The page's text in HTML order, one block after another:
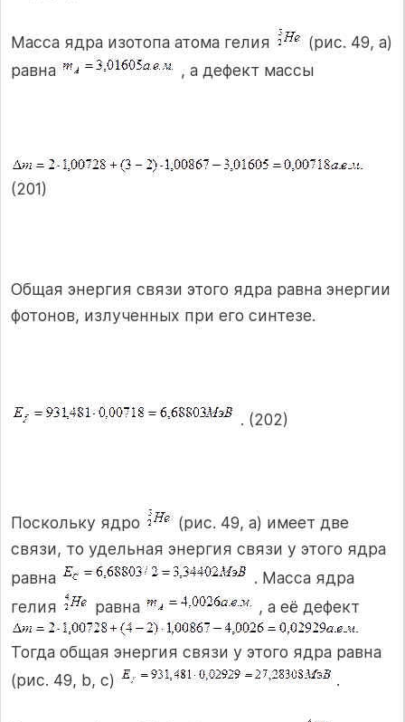
Масса ядра изотопа атома гелия
(рис. 49, а)
равна
, а дефект массы
(201)
Общая энергия связи этого ядра равна энергии
фотонов, излученных при его синтезе.
. (202)
Поскольку ядро
(рис. 49, а) имеет две
связи, то удельная энергия связи у этого ядра
равна
. Масса ядра
гелия
равна , а её дефект
Тогда общая энергия связи у этого ядра равна
(рис. 49, b, с)
.